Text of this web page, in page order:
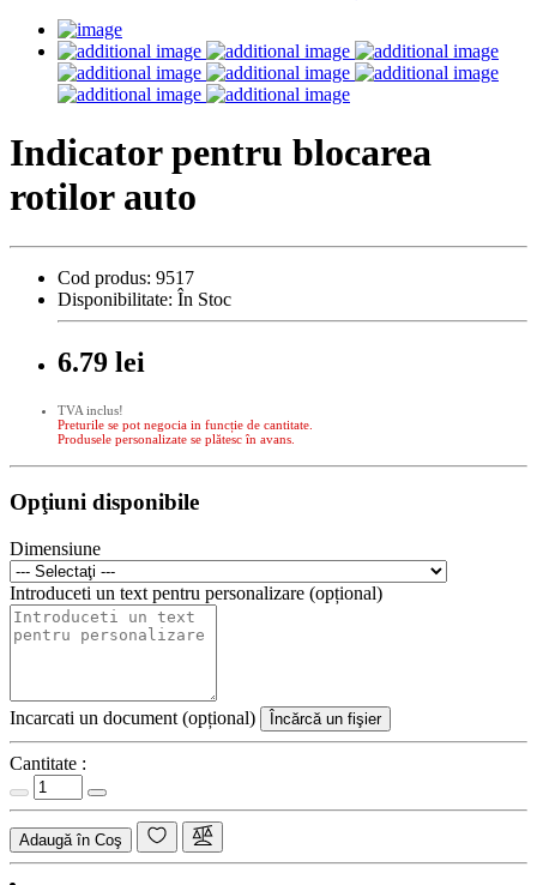
Indicator pentru blocarea
rotilor auto
Cod produs: 9517
Disponibilitate: În Stoc
6.79 lei
TVA inclus!
Preturile se pot negocia in funcție de cantitate.
Produsele personalizate se plătesc în avans.
Opţiuni disponibile
Dimensiune
Introduceti un text pentru personalizare (opțional)
Incarcati un document (opțional) Încărcă un fişier
Cantitate :
Adaugă în Coş